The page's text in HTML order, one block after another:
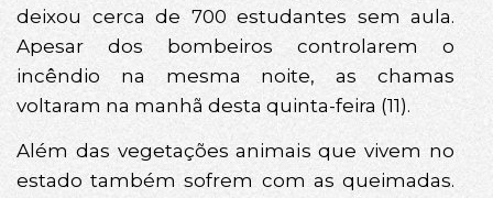
deixou cerca de 700 estudantes sem aula.
Apesar dos bombeiros controlarem o
incêndio na mesma noite, as chamas
voltaram na manhã desta quinta-feira (11).
Além das vegetações animais que vivem no
estado também sofrem com as queimadas.